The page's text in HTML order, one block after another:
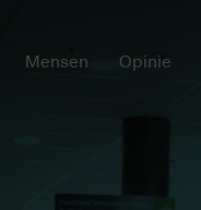
Mensen Opinie